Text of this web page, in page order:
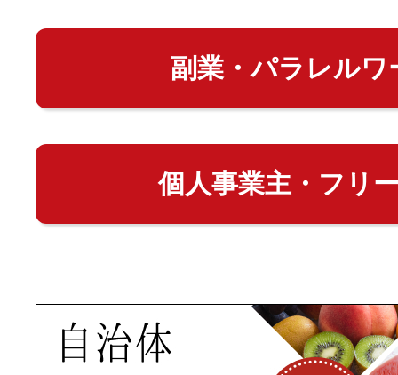
副業・パラレルワ
個人事業主・フリ